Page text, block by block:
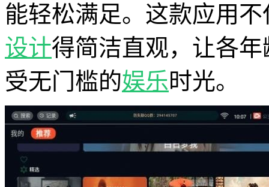
能轻松满足。这款应用
设计得简洁直观，让各
受无门槛的娱乐时光。